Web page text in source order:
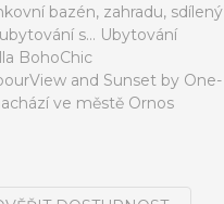
bazén, zahradu, sdílený
s... Ubytování
BohoChic
and Sunset by One-
ve městě Ornos